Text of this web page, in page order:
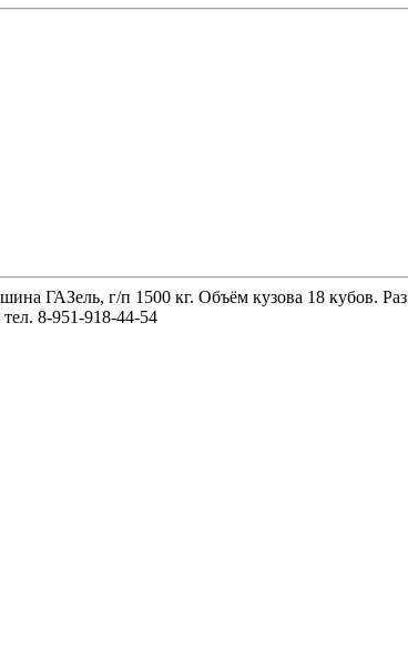
ГАЗель, г/п 1500 кг. Объём кузова 18 кубов.
8-951-918-44-54